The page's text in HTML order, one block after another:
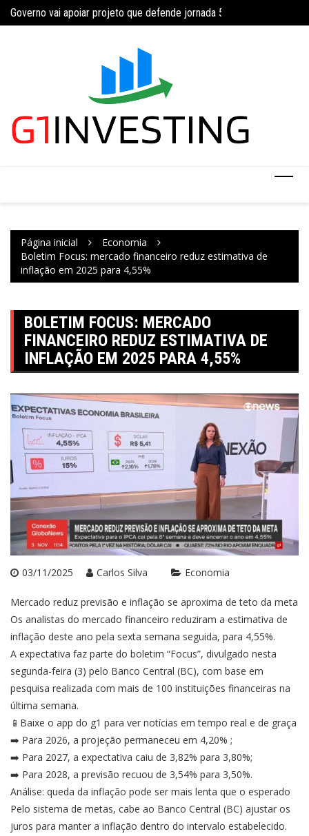
para
Governo vai apoiar projeto que defende jornada 5×2 com limite de
INSS amplia temporariamente prazo de auxílio-doença sem perícia;
Página inicial
Economia
Boletim Focus: mercado financeiro reduz estimativa de
inflação em 2025 para 4,55%
BOLETIM FOCUS: MERCADO
FINANCEIRO REDUZ ESTIMATIVA DE
INFLAÇÃO EM 2025 PARA 4,55%
03/11/2025 Carlos Silva Economia
Mercado reduz previsão e inflação se aproxima de teto da meta
Os analistas do mercado financeiro reduziram a estimativa de
inflação deste ano pela sexta semana seguida, para 4,55%.
A expectativa faz parte do boletim “Focus”, divulgado nesta
segunda-feira (3) pelo Banco Central (BC), com base em
pesquisa realizada com mais de 100 instituições financeiras na
última semana.
📱Baixe o app do g1 para ver notícias em tempo real e de graça
➡️ Para 2026, a projeção permaneceu em 4,20% ;
➡️ Para 2027, a expectativa caiu de 3,82% para 3,80%;
➡️ Para 2028, a previsão recuou de 3,54% para 3,50%.
Análise: queda da inflação pode ser mais lenta que o esperado
Pelo sistema de metas, cabe ao Banco Central (BC) ajustar os
juros para manter a inflação dentro do intervalo estabelecido.